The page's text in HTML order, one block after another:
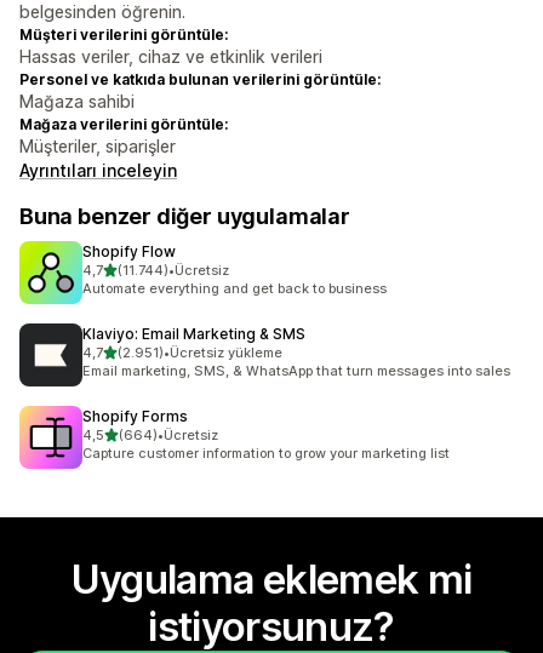
belgesinden öğrenin.
Müşteri verilerini görüntüle:
Hassas veriler, cihaz ve etkinlik verileri
Personel ve katkıda bulunan verilerini görüntüle:
Mağaza sahibi
Mağaza verilerini görüntüle:
Müşteriler, siparişler
Ayrıntıları inceleyin
Buna benzer diğer uygulamalar
Shopify Flow
4,75 yıldız üzerinden
(11.744)
toplam 11744 değerlendirme
•Ücretsiz
Automate everything and get back to business
Klaviyo: Email Marketing & SMS
4,75 yıldız üzerinden
(2.951)
toplam 2951 değerlendirme
•Ücretsiz yükleme
Email marketing, SMS, & WhatsApp that turn messages into sales
Shopify Forms
4,55 yıldız üzerinden
(664)
toplam 664 değerlendirme
•Ücretsiz
Capture customer information to grow your marketing list
Uygulama eklemek mi
istiyorsunuz?